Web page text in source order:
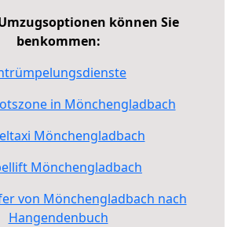
können Sie
benkommen:
in Mönchengladbach
Mönchengladbach
Mönchengladbach
von Mönchengladbach nach
Hangendenbuch